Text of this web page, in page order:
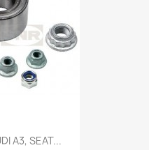
A3, SEAT...